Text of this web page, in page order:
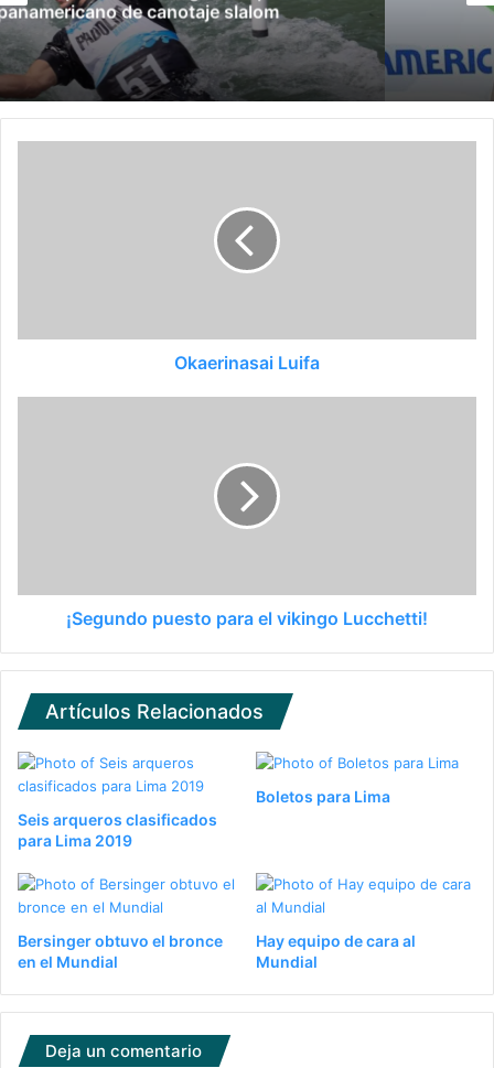
Molinari por grooming
Okaerinasai Luifa
¡Segundo puesto para el vikingo Lucchetti!
Artículos Relacionados
Seis arqueros clasificados
para Lima 2019
Boletos para Lima
Bersinger obtuvo el bronce
en el Mundial
Hay equipo de cara al
Mundial
Deja un comentario